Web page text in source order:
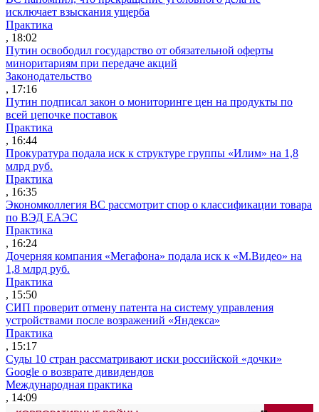
исключает взыскания ущерба
Практика
, 18:02
Путин освободил государство от обязательной оферты
миноритариям при передаче акций
Законодательство
, 17:16
Путин подписал закон о мониторинге цен на продукты по
всей цепочке поставок
Практика
, 16:44
Прокуратура подала иск к структуре группы «Илим» на 1,8
млрд руб.
Практика
, 16:35
Экономколлегия ВС рассмотрит спор о классификации товара
по ВЭД ЕАЭС
Практика
, 16:24
Дочерняя компания «Мегафона» подала иск к «М.Видео» на
1,8 млрд руб.
Практика
, 15:50
СИП проверит отмену патента на систему управления
устройствами после возражений «Яндекса»
Практика
, 15:17
Суды 10 стран рассматривают иски российской «дочки»
Google о возврате дивидендов
Международная практика
, 14:09